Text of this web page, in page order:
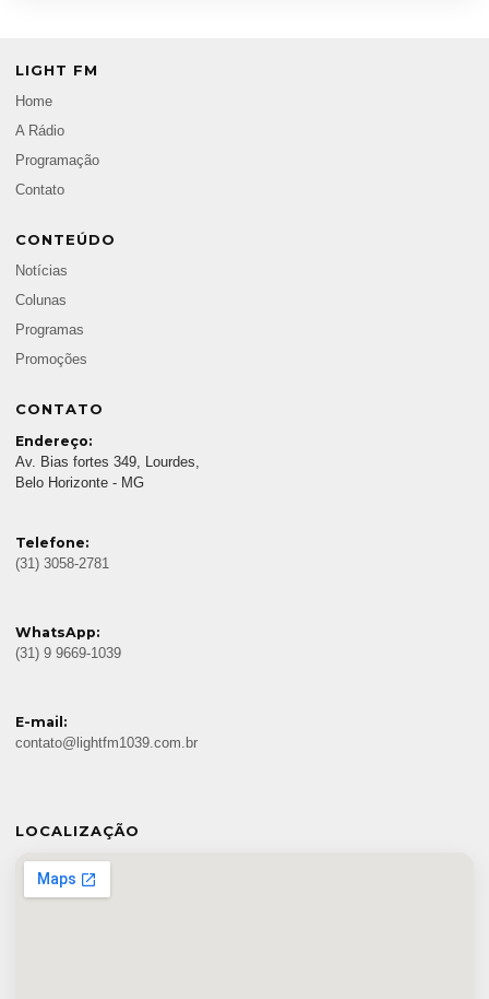
LIGHT FM
Home
A Rádio
Programação
Contato
CONTEÚDO
Notícias
Colunas
Programas
Promoções
CONTATO
Endereço:
Av. Bias fortes 349, Lourdes,
Belo Horizonte - MG
Telefone:
(31) 3058-2781
WhatsApp:
(31) 9 9669-1039
E-mail:
contato@lightfm1039.com.br
LOCALIZAÇÃO